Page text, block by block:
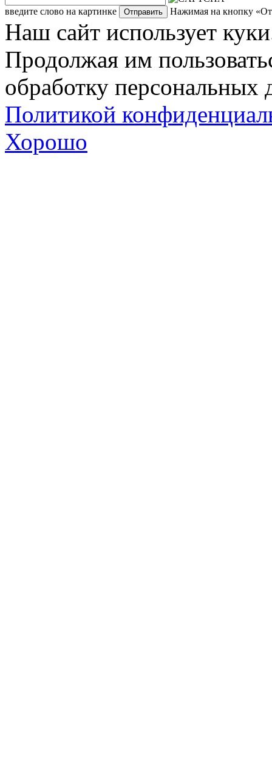
введите слово на картинке Нажимая на кнопку
Наш сайт использует
Продолжая им
обработку персональных
Политикой
Хорошо